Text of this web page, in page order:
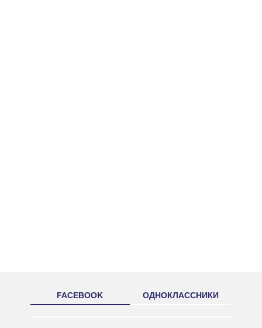
FACEBOOK ОДНОКЛАССНИКИ